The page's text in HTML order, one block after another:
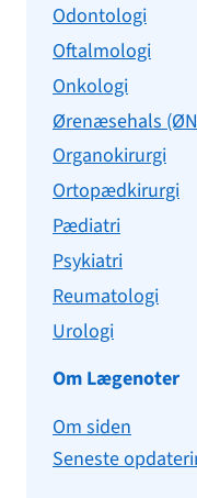
Odontologi
Oftalmologi
Onkologi
Ørenæsehals
Organokirurgi
Ortopædkirurgi
Pædiatri
Psykiatri
Reumatologi
Urologi
Om Lægenoter
Om siden
Seneste